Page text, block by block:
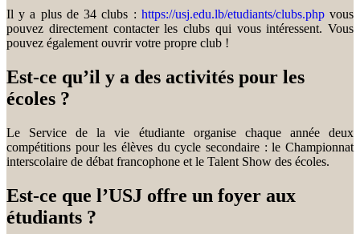
Il y a plus de 34 clubs : https://usj.edu.lb/etudiants/clubs.phpvous
pouvez directement contacter les clubs qui vous intéressent. Vous
pouvez également ouvrir votre propre club !
Est-ce qu’il y a des activités pour les
écoles ?
Le Service de la vie étudiante organise chaque année deux
compétitions pour les élèves du cycle secondaire : le Championnat
interscolaire de débat francophone et le Talent Show des écoles.
Est-ce que l’USJ offre un foyer aux
étudiants ?